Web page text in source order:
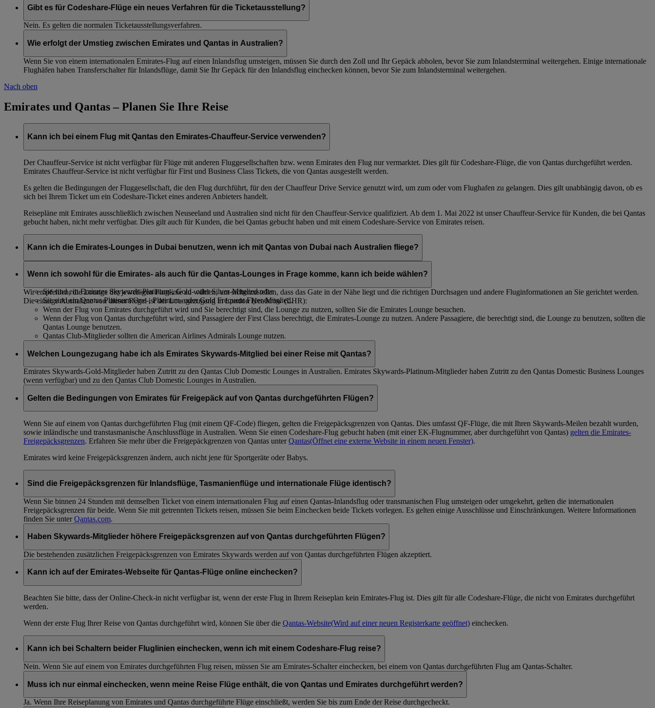
Gibt es für Codeshare-Flüge ein neues Verfahren für die Ticketausstellung?
Nein. Es gelten die normalen Ticketausstellungsverfahren.
Wie erfolgt der Umstieg zwischen Emirates und Qantas in Australien?
Wenn Sie von einem internationalen Emirates-Flug auf einen Inlandsflug umsteigen, müssen Sie durch den Zoll und Ihr Gepäck abholen, bevor Sie zum Inlandsterminal weitergehen. Einige internationale
Flughäfen haben Transferschalter für Inlandsflüge, damit Sie Ihr Gepäck für den Inlandsflug einchecken können, bevor Sie zum Inlandsterminal weitergehen.
Nach oben
Emirates und Qantas – Planen Sie Ihre Reise
Kann ich bei einem Flug mit Qantas den Emirates-Chauffeur-Service verwenden?
Der Chauffeur-Service ist nicht verfügbar für Flüge mit anderen Fluggesellschaften bzw. wenn Emirates den Flug nur vermarktet. Dies gilt für Codeshare-Flüge, die von Qantas durchgeführt werden.
Emirates Chauffeur-Service ist nicht verfügbar für First und Business Class Tickets, die von Qantas ausgestellt werden.
Es gelten die Bedingungen der Fluggesellschaft, die den Flug durchführt, für den der Chauffeur Drive Service genutzt wird, um zum oder vom Flughafen zu gelangen. Dies gilt unabhängig davon, ob es
sich bei Ihrem Ticket um ein Codeshare-Ticket eines anderen Anbieters handelt.
Reisepläne mit Emirates ausschließlich zwischen Neuseeland und Australien sind nicht für den Chauffeur-Service qualifiziert. Ab dem 1. Mai 2022 ist unser Chauffeur-Service für Kunden, die bei Qantas
gebucht haben, nicht mehr verfügbar. Dies gilt auch für Kunden, die bei Qantas gebucht haben und mit einem Codeshare-Service von Emirates reisen.
Kann ich die Emirates-Lounges in Dubai benutzen, wenn ich mit Qantas von Dubai nach Australien fliege?
Sie sind ein Emirates Skywards-Platinum-, Gold- oder Silver-Mitglied oder
Sie sind ein Qantas Platinum One-, Platinum- oder Gold Frequent Flyer-Mitglied.
Wenn ich sowohl für die Emirates- als auch für die Qantas-Lounges in Frage komme, kann ich beide wählen?
Wir empfehlen, die Lounge der jeweiligen Fluglinie zu wählen, um sicherzustellen, dass das Gate in der Nähe liegt und die richtigen Durchsagen und andere Fluginformationen an Sie gerichtet werden.
Die einzige Ausnahme von dieser Regel ist der Loungezugang in London Heathrow (LHR):
Wenn der Flug von Emirates durchgeführt wird und Sie berechtigt sind, die Lounge zu nutzen, sollten Sie die Emirates Lounge besuchen.
Wenn der Flug von Qantas durchgeführt wird, sind Passagiere der First Class berechtigt, die Emirates-Lounge zu nutzen. Andere Passagiere, die berechtigt sind, die Lounge zu benutzen, sollten die
Qantas Lounge benutzen.
Qantas Club-Mitglieder sollten die American Airlines Admirals Lounge nutzen.
Welchen Loungezugang habe ich als Emirates Skywards-Mitglied bei einer Reise mit Qantas?
Emirates Skywards-Gold-Mitglieder haben Zutritt zu den Qantas Club Domestic Lounges in Australien. Emirates Skywards-Platinum-Mitglieder haben Zutritt zu den Qantas Domestic Business Lounges
(wenn verfügbar) und zu den Qantas Club Domestic Lounges in Australien.
Gelten die Bedingungen von Emirates für Freigepäck auf von Qantas durchgeführten Flügen?
Wenn Sie auf einem von Qantas durchgeführten Flug (mit einem QF-Code) fliegen, gelten die Freigepäcksgrenzen von Qantas. Dies umfasst QF-Flüge, die mit Ihren Skywards-Meilen bezahlt wurden,
sowie inländische und transtasmanische Anschlussflüge in Australien. Wenn Sie einen Codeshare-Flug gebucht haben (mit einer EK-Flugnummer, aber durchgeführt von Qantas) gelten die Emirates-
Freigepäcksgrenzen. Erfahren Sie mehr über die Freigepäckgrenzen von Qantas unterQantas(Öffnet eine externe Website in einem neuen Fenster).
Emirates wird keine Freigepäcksgrenzen ändern, auch nicht jene für Sportgeräte oder Babys.
Sind die Freigepäcksgrenzen für Inlandsflüge, Tasmanienflüge und internationale Flüge identisch?
Wenn Sie binnen 24 Stunden mit demselben Ticket von einem internationalen Flug auf einen Qantas-Inlandsflug oder transmanischen Flug umsteigen oder umgekehrt, gelten die internationalen
Freigepäcksgrenzen für beide. Wenn Sie mit getrennten Tickets reisen, müssen Sie beim Einchecken beide Tickets vorlegen. Es gelten einige Ausschlüsse und Einschränkungen. Weitere Informationen
finden Sie unterQantas.com.
Haben Skywards-Mitglieder höhere Freigepäcksgrenzen auf von Qantas durchgeführten Flügen?
Die bestehenden zusätzlichen Freigepäcksgrenzen von Emirates Skywards werden auf von Qantas durchgeführten Flügen akzeptiert.
Kann ich auf der Emirates-Webseite für Qantas-Flüge online einchecken?
Beachten Sie bitte, dass der Online-Check-in nicht verfügbar ist, wenn der erste Flug in Ihrem Reiseplan kein Emirates-Flug ist. Dies gilt für alle Codeshare-Flüge, die nicht von Emirates durchgeführt
werden.
Wenn der erste Flug Ihrer Reise von Qantas durchgeführt wird, können Sie über die Qantas-Website(Wird auf einer neuen Registerkarte geöffnet) einchecken.
Kann ich bei Schaltern beider Fluglinien einchecken, wenn ich mit einem Codeshare-Flug reise?
Nein. Wenn Sie auf einem von Emirates durchgeführten Flug reisen, müssen Sie am Emirates-Schalter einchecken, bei einem von Qantas durchgeführten Flug am Qantas-Schalter.
Muss ich nur einmal einchecken, wenn meine Reise Flüge enthält, die von Qantas und Emirates durchgeführt werden?
Ja. Wenn Ihre Reiseplanung von Emirates und Qantas durchgeführte Flüge einschließt, werden Sie bis zum Ende der Reise durchgecheckt.